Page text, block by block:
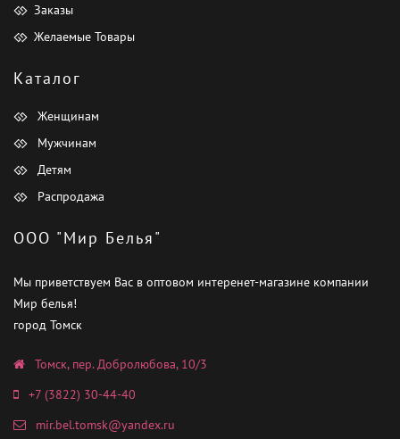
Заказы
Желаемые Товары
Каталог
Женщинам
Мужчинам
Детям
Распродажа
ООО "Мир Белья"
Мы приветствуем Вас в оптовом интеренет-магазине компании
Мир белья!
город Томск
Томск, пер. Добролюбова, 10/3
+7 (3822) 30-44-40
mir.bel.tomsk@yandex.ru